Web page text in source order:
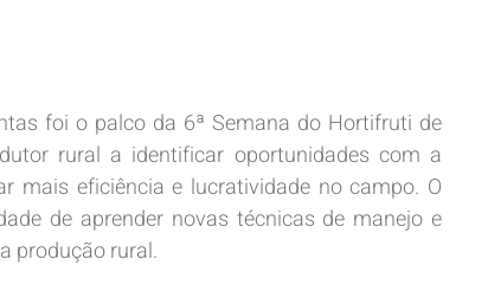
foi o palco da 6ª Semana do Hortifruti de
rural a identificar oportunidades com a
mais eficiência e lucratividade no campo. O
de aprender novas técnicas de manejo e
produção rural.